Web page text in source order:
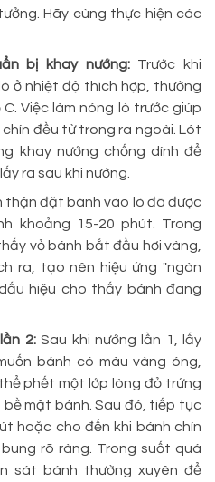
Hãy cùng thực hiện các
bị khay nướng:Trước khi
ở nhiệt độ thích hợp, thường
Việc làm nóng lò trước giúp
đều từ trong ra ngoài. Lót
khay nướng chống dính để
ra sau khi nướng.
thận đặt bánh vào lò đã được
khoảng 15-20 phút. Trong
vỏ bánh bắt đầu hơi vàng,
ra, tạo nên hiệu ứng "ngàn
hiệu cho thấy bánh đang
2:Sau khi nướng lần 1, lấy
bánh có màu vàng óng,
phết một lớp lòng đỏ trứng
mặt bánh. Sau đó, tiếp tục
hoặc cho đến khi bánh chín
rõ ràng. Trong suốt quá
sát bánh thường xuyên để